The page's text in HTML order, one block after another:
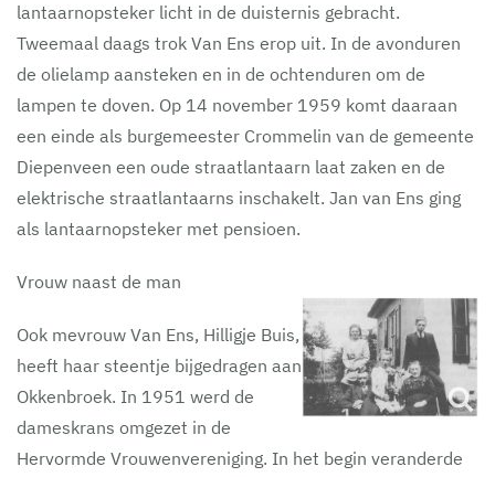
lantaarnopsteker licht in de duisternis gebracht.
Tweemaal daags trok Van Ens erop uit. In de avonduren
de olielamp aansteken en in de ochtenduren om de
lampen te doven. Op 14 november 1959 komt daaraan
een einde als burgemeester Crommelin van de gemeente
Diepenveen een oude straatlantaarn laat zaken en de
elektrische straatlantaarns inschakelt. Jan van Ens ging
als lantaarnopsteker met pensioen.
Vrouw naast de man
Ook mevrouw Van Ens, Hilligje Buis,
heeft haar steentje bijgedragen aan
Okkenbroek. In 1951 werd de
dameskrans omgezet in de
Hervormde Vrouwenvereniging. In het begin veranderde